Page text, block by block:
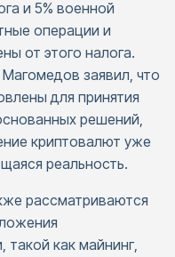
и 5% военной
операции и
от этого налога.
заявил, что
для принятия
решений,
криптовалют уже
реальность.
рассматриваются
такой как майнинг,